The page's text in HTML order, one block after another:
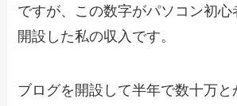
ですが、この数字がパソコン初心
開設した私の収入です。
ブログを開設して半年で数十万